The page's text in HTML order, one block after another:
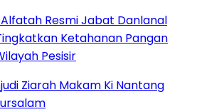
Resmi Jabat Danlanal
Ketahanan Pangan
Pesisir
Ziarah Makam Ki Nantang